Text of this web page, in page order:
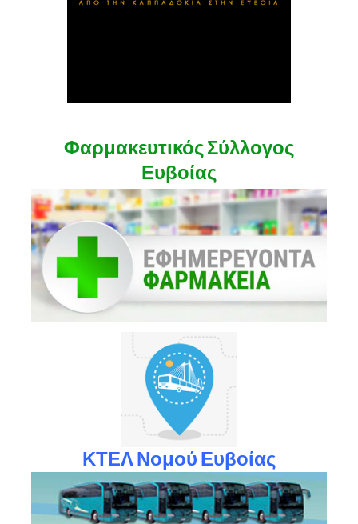
Φαρμακευτικός Σύλλογος
Ευβοίας
ΚΤΕΛ Νομού Ευβοίας